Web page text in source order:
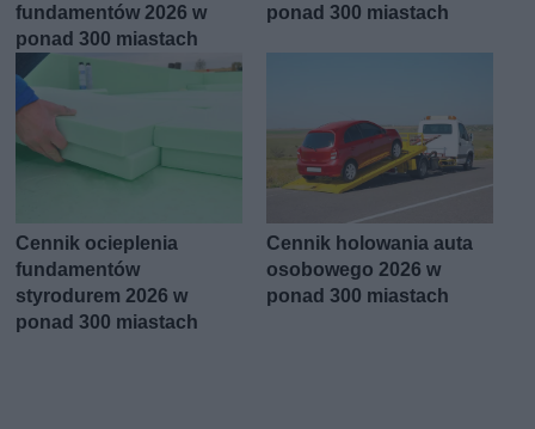
fundamentów 2026 w
ponad 300 miastach
ponad 300 miastach
Cennik ocieplenia
fundamentów
styrodurem 2026 w
ponad 300 miastach
Cennik holowania auta
osobowego 2026 w
ponad 300 miastach